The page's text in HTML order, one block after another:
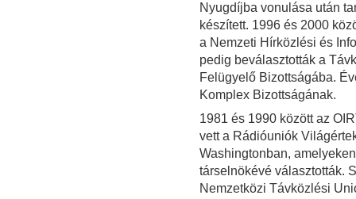
Nyugdíjba vonulása után
készített. 1996 és 2000
a Nemzeti Hírközlési és
pedig beválasztották a
Felügyelő Bizottságába.
Komplex Bizottságának.
1981 és 1990 között az
vett a Rádióuniók
Washingtonban,
társelnökévé választották.
Nemzetközi Távközlési